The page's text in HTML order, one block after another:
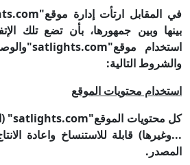
في المقابل ارتأت إدارة موقع"
بينها وبين جمهورها، بأن تضع تلك
استخدام موقع"
satlights.com
"
والشروط التالية:
استخدام محتويات الموقع
كل محتويات الموقع"satlights.com
"
...وغيرها) قابلة للاستنساخ واعادة
المصدر.